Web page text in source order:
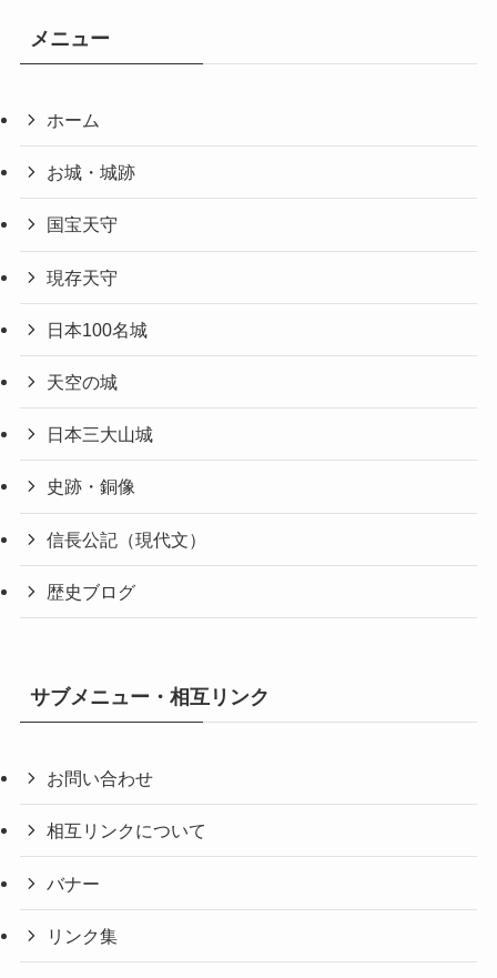
メニュー
ホーム
お城・城跡
国宝天守
現存天守
日本100名城
天空の城
日本三大山城
史跡・銅像
信長公記（現代文）
歴史ブログ
サブメニュー・相互リンク
お問い合わせ
相互リンクについて
バナー
リンク集